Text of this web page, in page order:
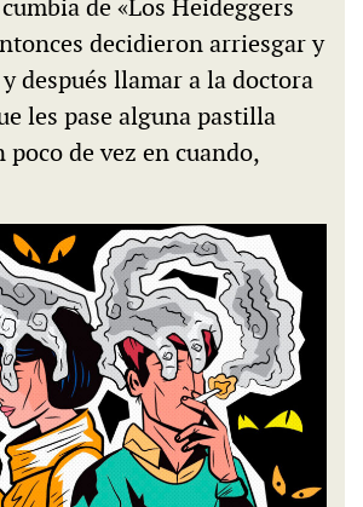
de «Los Heideggers
decidieron arriesgar y
después llamar a la doctora
les pase alguna pastilla
poco de vez en cuando,